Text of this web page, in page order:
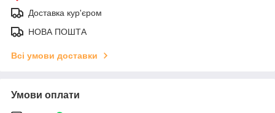
Доставка кур'єром
НОВА ПОШТА
Всі умови доставки
Умови оплати